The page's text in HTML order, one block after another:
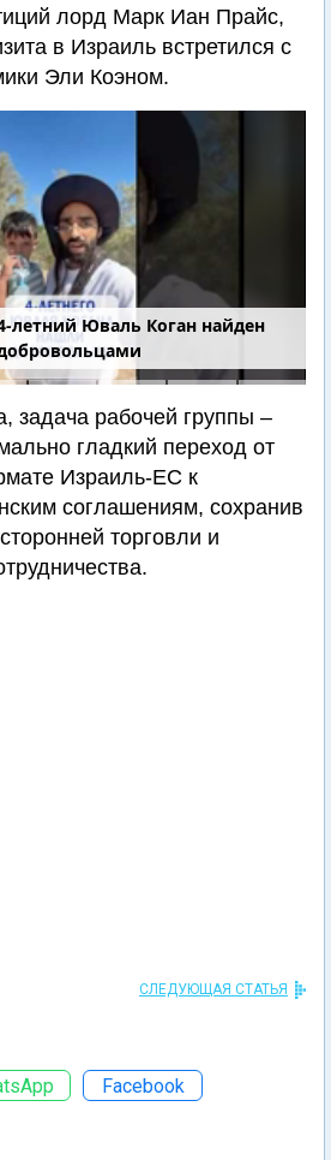
лорд Марк Иан Прайс,
в Израиль встретился с
Эли Коэном.
летний Юваль Коган найден
задача рабочей группы –
гладкий переход от
Израиль-ЕС к
соглашениям, сохранив
торговли и
СЛЕДУЮЩАЯ СТАТЬЯ
Facebook